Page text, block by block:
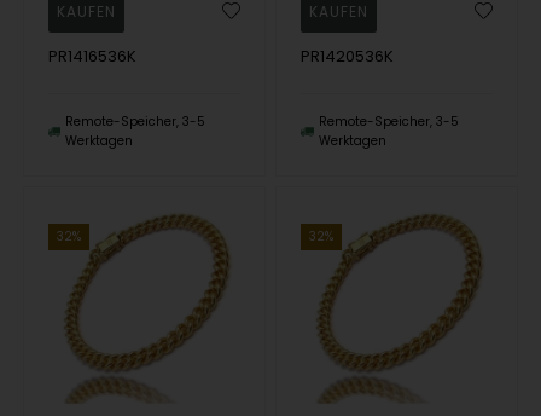
PR1416536K
Remote-Speicher, 3-5
Werktagen
PR1420536K
Remote-Speicher, 3-5
Werktagen
32% 32%